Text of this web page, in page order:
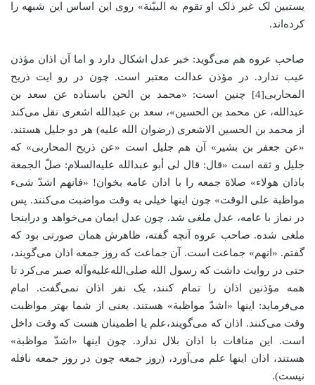
یستبین لک غیر ذلک او تقوم به البیّنة» روی این اساس این شبهه را
کرده‌اند.
صاحب عروه هم می‌گوید: خبر عدل اشکال دارد و اما آن اذان مؤذن
عیب ندارد. در مؤذن عدالت معتبر است. چون در رو ایت ذریح
المحاربی[4] چنین است: «محمد بن الحن باسناده عن سعد بن
عبدالله، عن محمد بن الحسین»، سعد بن عبدالله اشعری نقل می‌کند
از محمد بن الحسین الاشعری (رضوان الله علیه) هر دو جلیل هستند.
«عن جعفر بن بشیر» آن هم جلیل است «عن ذریح المحاربی» که
جلیل و ثقه است «قال: قال لی أبو عبدالله علیه‌السلام: صلّ الجمعة
باذان هولاء» صلاة‌ جمعه را با اذان عامه بخوان! «فانهم اشدّ شیء
مواظبة علی الوقت» چون اینها خیلی به وقت مواضبت می‌کنند. پس
در نماز با عامه، عدل ملغی شد. چون عدل ایمان می‌خواهد و دراینجا
ملغی شده. صاحب عروه آنچه گفته، ظاهرش همان صورتی بود که
گفتم. «انهم» جماعت است. آن جماعت که روز جمعه اذان می‌گویند،
حتی در روایت داشت که رسول الله صلی‌الله‌علیه‌وآله صبر می‌کرد تا
همه مؤذنین اذان را تمام کنند، یک نفر اذان نمی‌گفت. امام
می‌فرماید: اینها «اشدّ مواظبة» هستند. یعنی از شما بهتر مواظبت
وقت می‌کنند. اذان که می‌گویند،‌علم یا اطمینان هست که وقت داخل
است. این منافات با اذان بلال ندارد. چون اینها «اشدّ مواظبة»
هستند، اذان اینها علم می‌آورد، (روز جمعه چون در روز جمعه نافله
نیست).